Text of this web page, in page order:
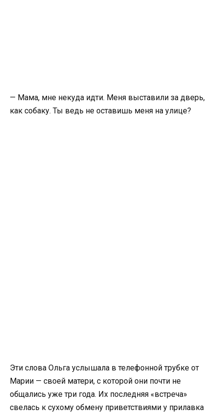
— Мама, мне некуда идти. Меня выставили за дверь,
как собаку. Ты ведь не оставишь меня на улице?
Эти слова Ольга услышала в телефонной трубке от
Марии — своей матери, с которой они почти не
общались уже три года. Их последняя «встреча»
свелась к сухому обмену приветствиями у прилавка